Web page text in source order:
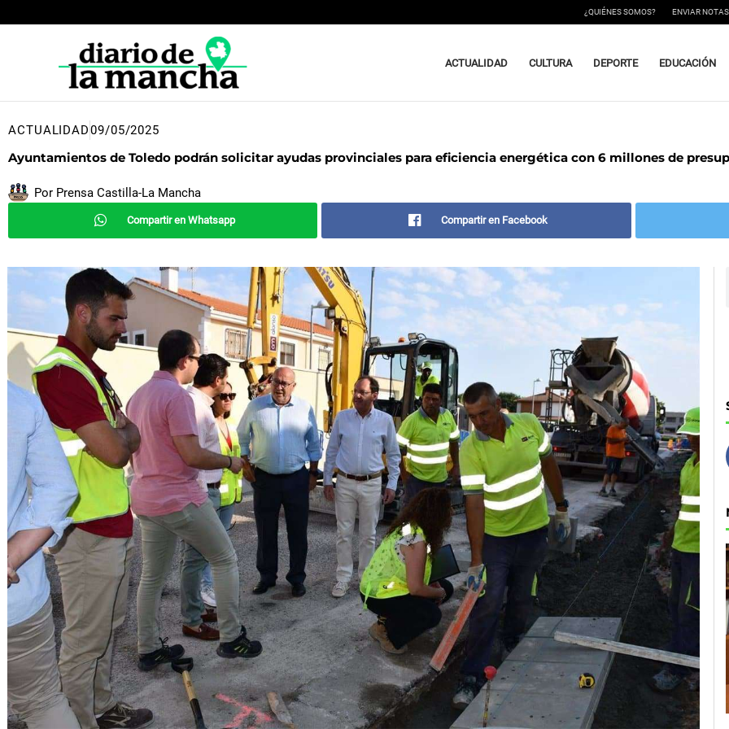
al
¿QUIÉNES SOMOS? ENVIAR
ACTUALIDAD CULTURA DEPORTE EDUCACIÓN
ACTUALIDAD09/05/2025
Ayuntamientos de Toledo podrán solicitar ayudas provinciales para eficiencia energética con 6 millones de
Por Prensa Castilla-La Mancha
Compartir en Whatsapp Compartir en Facebook